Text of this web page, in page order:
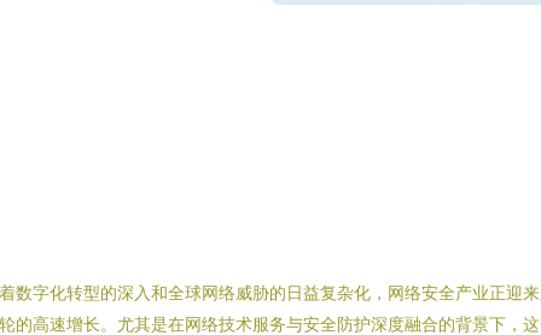
数字化转型的深入和全球网络威胁的日益复杂化，网络安全产业正迎
的高速增长。尤其是在网络技术服务与安全防护深度融合的背景下，